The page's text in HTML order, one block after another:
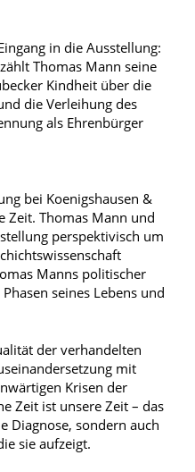
in die Ausstellung:
Thomas Mann seine
Kindheit über die
die Verleihung des
als Ehrenbürger
bei Koenigshausen &
Zeit. Thomas Mann und
perspektivisch um
Manns politischer
seines Lebens und
der verhandelten
mit
Krisen der
Zeit ist unsere Zeit – das
Diagnose, sondern auch
sie aufzeigt.